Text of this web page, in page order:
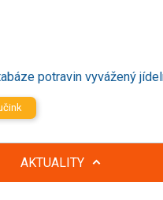
houby
sladidla
doplňky stravy
potravin vyvážený
AKTUALITY